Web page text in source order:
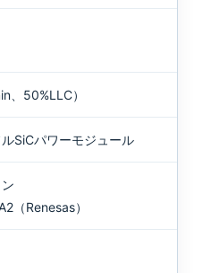
、50%LLC）
SiCパワーモジュール
（Renesas）